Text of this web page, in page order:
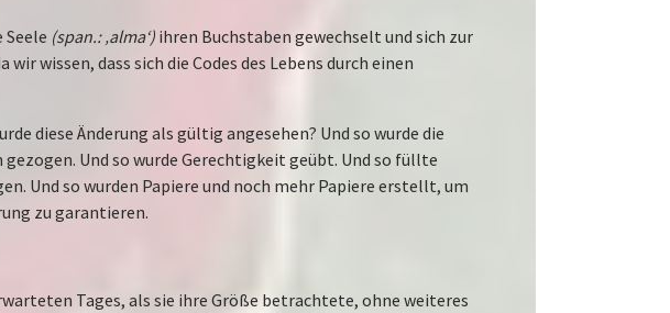
(span.: ‚alma‘) ihren Buchstaben gewechselt und sich zur
wissen, dass sich die Codes des Lebens durch einen
diese Änderung als gültig angesehen? Und so wurde die
gezogen. Und so wurde Gerechtigkeit geübt. Und so füllte
Und so wurden Papiere und noch mehr Papiere erstellt, um
zu garantieren.
Tages, als sie ihre Größe betrachtete, ohne weiteres